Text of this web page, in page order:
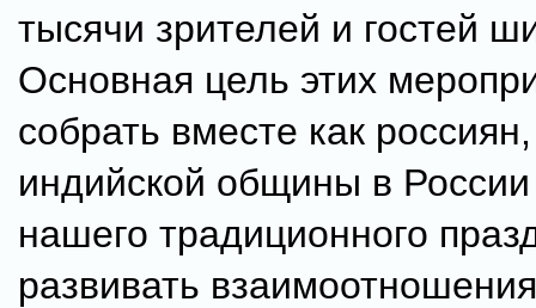
тысячи зрителей и гостей
Основная цель этих
собрать вместе как
индийской общины в
нашего традиционного
развивать